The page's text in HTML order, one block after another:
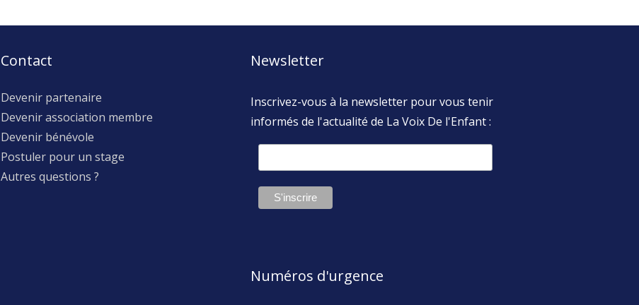
Contact
Devenir partenaire
Devenir association membre
Devenir bénévole
Postuler pour un stage
Autres questions ?
Newsletter
Inscrivez-vous à la newsletter pour vous tenir
informés de l'actualité de La Voix De l'Enfant :
Numéros d'urgence